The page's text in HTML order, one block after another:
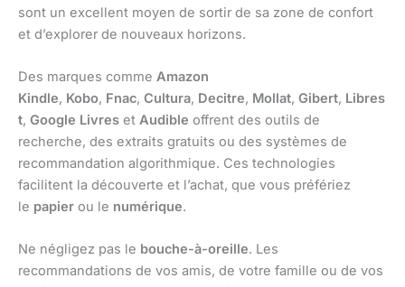
sont un excellent moyen de sortir de sa zone de confort
et d’explorer de nouveaux horizons.
Des marques comme Amazon
Kindle, Kobo, Fnac, Cultura, Decitre, Mollat, Gibert, Libres
t, Google Livres et Audible offrent des outils de
recherche, des extraits gratuits ou des systèmes de
recommandation algorithmique. Ces technologies
facilitent la découverte et l’achat, que vous préfériez
le papier ou le numérique.
Ne négligez pas le bouche-à-oreille. Les
recommandations de vos amis, de votre famille ou de vos